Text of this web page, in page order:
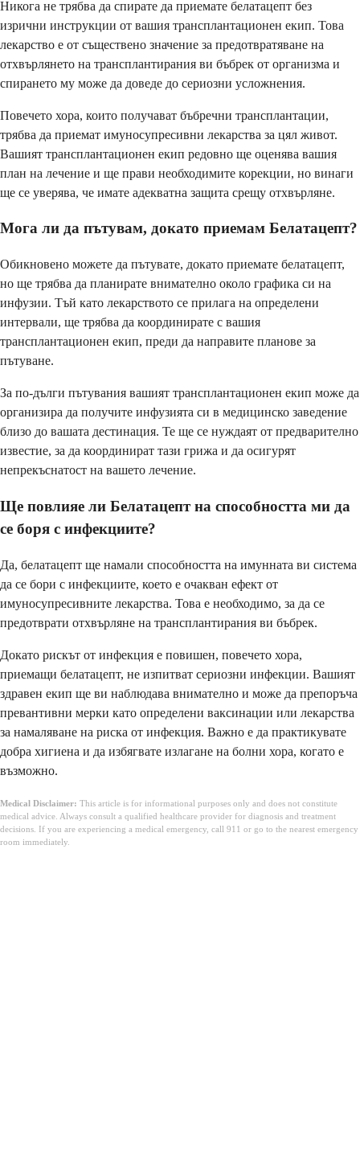
Никога не трябва да спирате да приемате белатацепт без
изрични инструкции от вашия трансплантационен екип. Това
лекарство е от съществено значение за предотвратяване на
отхвърлянето на трансплантирания ви бъбрек от организма и
спирането му може да доведе до сериозни усложнения.
Повечето хора, които получават бъбречни трансплантации,
трябва да приемат имуносупресивни лекарства за цял живот.
Вашият трансплантационен екип редовно ще оценява вашия
план на лечение и ще прави необходимите корекции, но винаги
ще се уверява, че имате адекватна защита срещу отхвърляне.
Мога ли да пътувам, докато приемам Белатацепт?
Обикновено можете да пътувате, докато приемате белатацепт,
но ще трябва да планирате внимателно около графика си на
инфузии. Тъй като лекарството се прилага на определени
интервали, ще трябва да координирате с вашия
трансплантационен екип, преди да направите планове за
пътуване.
За по-дълги пътувания вашият трансплантационен екип може да
организира да получите инфузията си в медицинско заведение
близо до вашата дестинация. Те ще се нуждаят от предварително
известие, за да координират тази грижа и да осигурят
непрекъснатост на вашето лечение.
Ще повлияе ли Белатацепт на способността ми да
се боря с инфекциите?
Да, белатацепт ще намали способността на имунната ви система
да се бори с инфекциите, което е очакван ефект от
имуносупресивните лекарства. Това е необходимо, за да се
предотврати отхвърляне на трансплантирания ви бъбрек.
Докато рискът от инфекция е повишен, повечето хора,
приемащи белатацепт, не изпитват сериозни инфекции. Вашият
здравен екип ще ви наблюдава внимателно и може да препоръча
превантивни мерки като определени ваксинации или лекарства
за намаляване на риска от инфекция. Важно е да практикувате
добра хигиена и да избягвате излагане на болни хора, когато е
възможно.
Medical Disclaimer: This article is for informational purposes only and does not constitute
medical advice. Always consult a qualified healthcare provider for diagnosis and treatment
decisions. If you are experiencing a medical emergency, call 911 or go to the nearest emergency
room immediately.